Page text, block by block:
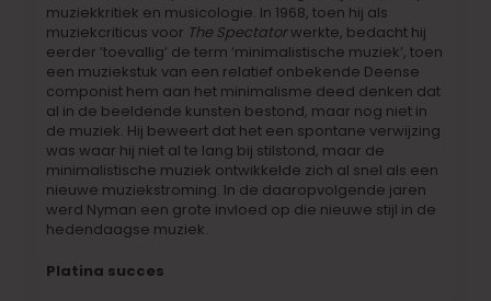
muziekkritiek en musicologie. In 1968, toen hij als
muziekcriticus voor The Spectatorwerkte, bedacht hij
eerder ’toevallig’ de term ‘minimalistische muziek’, toen
een muziekstuk van een relatief onbekende Deense
componist hem aan het minimalisme deed denken dat
al in de beeldende kunsten bestond, maar nog niet in
de muziek. Hij beweert dat het een spontane verwijzing
was waar hij niet al te lang bij stilstond, maar de
minimalistische muziek ontwikkelde zich al snel als een
nieuwe muziekstroming. In de daaropvolgende jaren
werd Nyman een grote invloed op die nieuwe stijl in de
hedendaagse muziek.
Platina succes